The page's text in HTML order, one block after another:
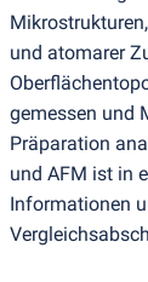
und atomarer
gemessen und
Präparation
und AFM ist in
Informationen